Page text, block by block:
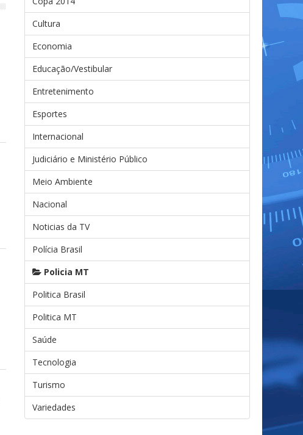
Cultura
Economia
Educação/Vestibular
Entretenimento
Esportes
Internacional
Judiciário e Ministério Público
Meio Ambiente
Nacional
Noticias da TV
Polícia Brasil
Policia MT
Politica Brasil
Politica MT
Saúde
Tecnologia
Turismo
Variedades